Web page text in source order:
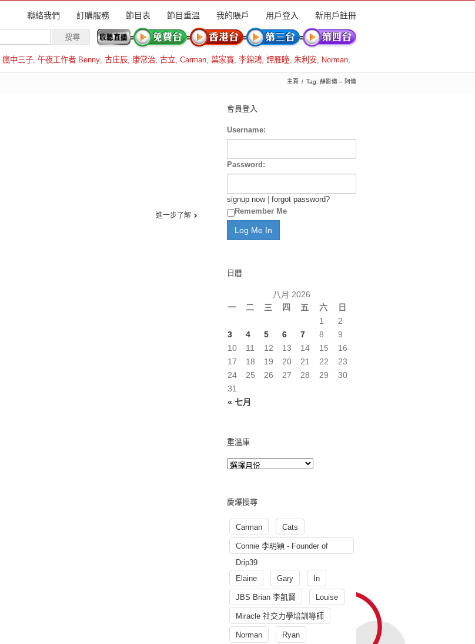
聯絡我們 訂購服務 節目表 節目重溫 我的賬戶 用戶登入 新用戶註冊
瘋中三子, 午夜工作者 Benny, 古庄辰, 康常治, 古立, Carman, 葉家寶, 李錦鴻, 譚雁瞳, 朱利安, Norman,
主頁 Tag: 薛影儀 – 阿儀
進一步了解
會員登入
Username:
Password:
signup now| forgot password?
Remember Me
日曆
八月 2026
一
二 三 四 五 六 日
« 七月
1
2
3
4 5 6 7 8
9
10
11 12 13 14 15
16
17
18 19 20 21 22
23
24
25 26 27 28 29
30
31
重溫庫
慶爆搜尋
Carman Cats
Connie 李玥穎 - Founder of
Drip39
Elaine
Gary In
JBS Brian 李凱賢 Louise
Miracle 社交力學培訓導師
Norman Ryan